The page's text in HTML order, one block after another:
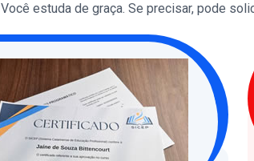
Você estuda de graça. Se precisar, pode